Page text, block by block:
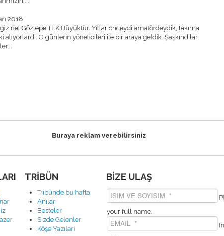
2018
Göztepe TEK Büyüktür. Yıllar önceydi amatördeydik, takıma
O günlerin yöneticileri ile bir araya geldik. Şaşkındılar,
Buraya reklam verebilirsiniz
TRİBÜN
Tribünde bu hafta
Anılar
Besteler
Sizde Gelenler
Köşe Yazılari
BİZE ULAŞ
your full name.